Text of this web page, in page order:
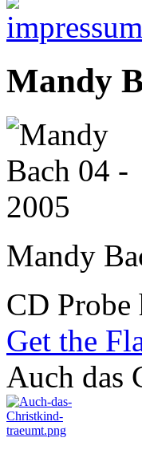
Mandy
Mandy
CD Probe
Get the
Auch das